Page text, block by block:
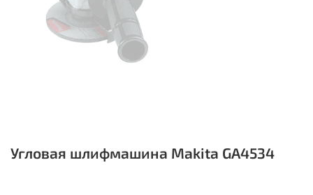
Угловая шлифмашина Makita GA4534